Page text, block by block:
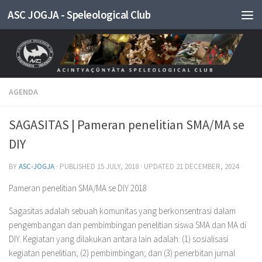
Skip to content
ASC JOGJA - Speleological Club
AGENDA
SAGASITAS | Pameran penelitian SMA/MA se
DIY
BYASC-JOGJA · PUBLISHED 15 JULY, 2018 · UPDATED 21 DECEMBER, 2024
Pameran penelitian SMA/MA se DIY 2018
Sagasitas adalah sebuah komunitas yang berkonsentrasi dalam
pengembangan dan pembimbingan penelitian siswa SMA dan MA di
DIY. Kegiatan yang dilakukan antara lain adalah: (1) sosialisasi
kegiatan penelitian; (2) pembimbingan; dan (3) penerbitan jurnal